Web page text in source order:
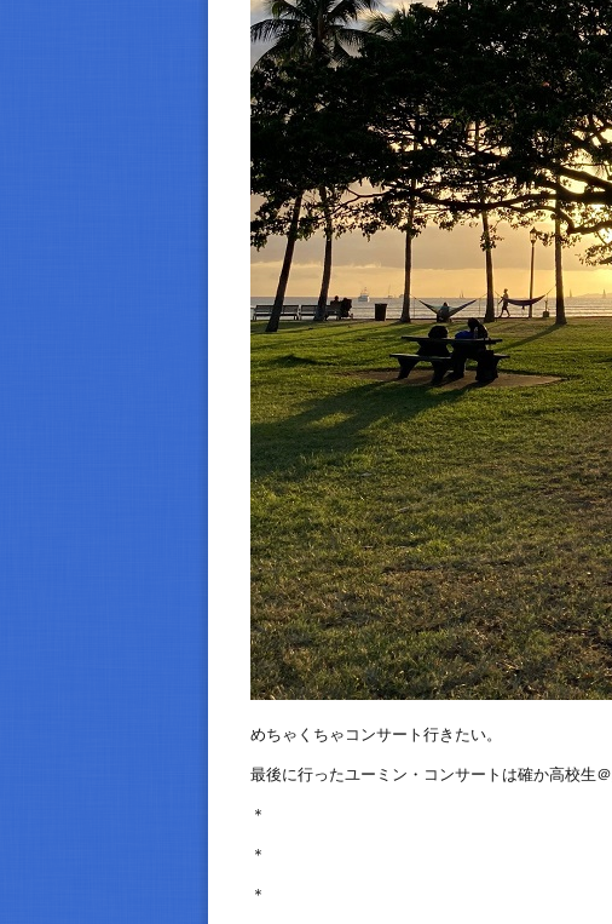
めちゃくちゃコンサート行きたい。
最後に行ったユーミン・コンサートは確か高校生＠
＊
＊
＊